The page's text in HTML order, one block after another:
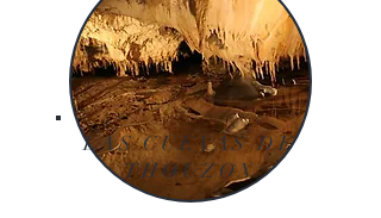
LAS CUEVAS DE
THOUZON